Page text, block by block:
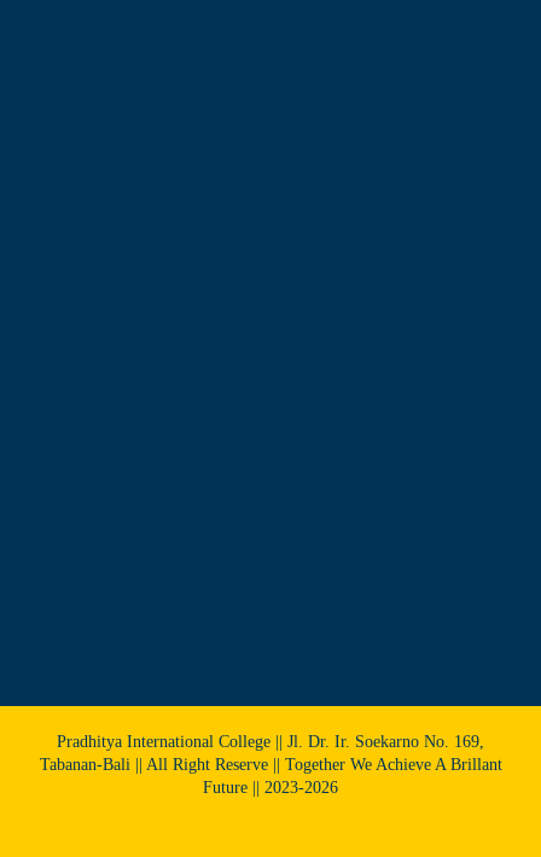
Pradhitya International College || Jl. Dr. Ir. Soekarno No. 169,
Tabanan-Bali || All Right Reserve || Together We Achieve A Brillant
Future || 2023-2026